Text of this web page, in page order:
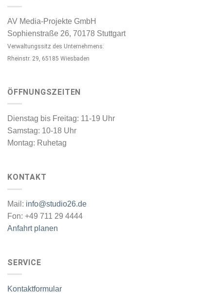
AV Media-Projekte GmbH
Sophienstraße 26, 70178 Stuttgart
Verwaltungssitz des Unternehmens:
Rheinstr. 29, 65185 Wiesbaden
ÖFFNUNGSZEITEN
Dienstag bis Freitag: 11-19 Uhr
Samstag: 10-18 Uhr
Montag: Ruhetag
KONTAKT
Mail: info@studio26.de
Fon: +49 711 29 4444
Anfahrt planen
SERVICE
Kontaktformular